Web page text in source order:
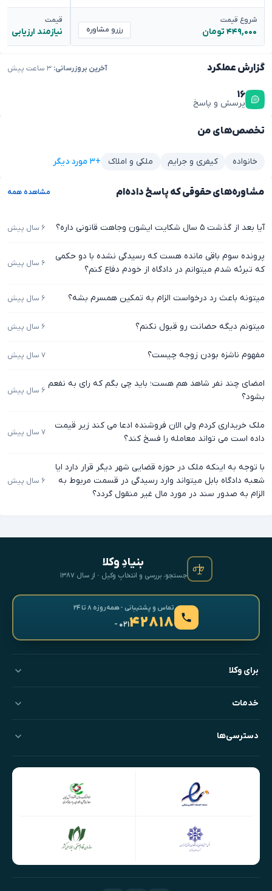
گزارش عملکرد آخرین بروزرسانی:
۱۶
پرسش و پاسخ
تخصص‌های من
خانواده کیفری و جرایم ملکی و املاک +۳ مورد دیگر
شروع قیمت
۴۴۹,۰۰۰ تومان رزرو مشاوره
قیمت
نیازمند ارزیابی
مشاوره‌های حقوقی که پاسخ داده‌ام مشاهده همه
آیا بعد از گذشت ۵ سال شکایت ایشون وجاهت قانونی داره؟ ۶ سال پیش
پرونده سوم باقی مانده هست که رسیدگی نشده با دو حکمی
که تبرئه شدم میتوانم در دادگاه از خودم دفاع کنم؟
۶ سال پیش
میتونه باعث رد درخواست الزام به تمکین همسرم بشه؟ ۶ سال پیش
میتونم دیگه حضانت رو قبول نکنم؟ ۶ سال پیش
مفهوم ناشزه بودن زوجه چیست؟ ۷ سال پیش
امضای چند نفر شاهد هم هست؛ باید چی بگم که رای به نفعم
بشود؟
۶ سال پیش
ملک خریداری کردم ولی الان فروشنده ادعا می کند زیر قیمت
داده است می تواند معامله را فسخ کند؟
۷ سال پیش
با توجه به اینکه ملک در حوزه قضایی شهر دیگر قرار دارد ایا
شعبه دادگاه بابل میتواند وارد رسیدگی در قسمت مربوط به
الزام به صدور سند در مورد مال غیر منقول گردد؟
۶ سال پیش
بنیادِ وکلا
جستجو، بررسی و انتخابِ وکیل · از سال ۱۳۸۷
تماس و پشتیبانی · همه‌روزه ۸ تا ۲۴
۴۲۸۱۸- ۰۲۱
برای وکلا
خدمات
دسترسی‌ها